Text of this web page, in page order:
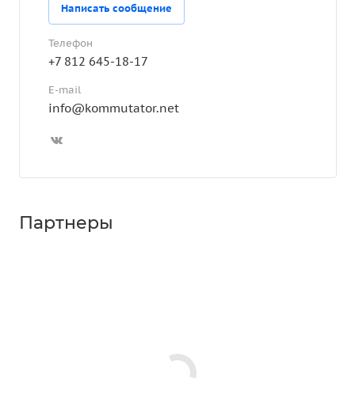
Написать сообщение
Телефон
+7 812 645-18-17
E-mail
info@kommutator.net
Партнеры